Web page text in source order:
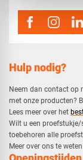
Hulp nodig?
Neem dan contact op
met onze producten?
​Lees meer over het
​Wilt u een
toebehoren alle
​​Meer over ons te